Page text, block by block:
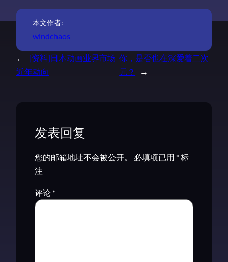
本文作者:
windchaos
←
[资料]日本动画业界市场
近年动向
你，是否也在深爱着二次
元？
→
发表回复
您的邮箱地址不会被公开。 必填项已用 *标
注
评论 *